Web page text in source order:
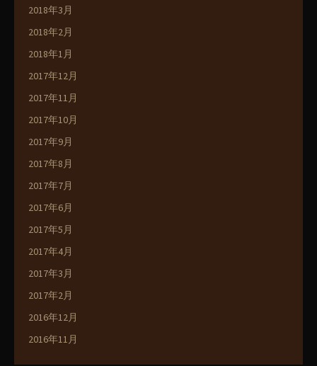
2018年3月
2018年2月
2018年1月
2017年12月
2017年11月
2017年10月
2017年9月
2017年8月
2017年7月
2017年6月
2017年5月
2017年4月
2017年3月
2017年2月
2016年12月
2016年11月